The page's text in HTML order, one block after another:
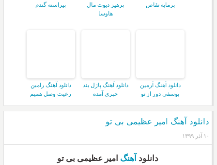
برمایه تقاص
پرهیز دیوت مال
هاوسا
پیراسته گندم
دانلود آهنگ آرمین
یوسفی دور از تو
دانلود آهنگ پازل بند
خبری آمده
دانلود آهنگ رامین
رعیت وصل همیم
دانلود آهنگ امیر عظیمی بی تو
۱۰ آذر ۱۳۹۹
دانلود آهنگ امیر عظیمی بی تو